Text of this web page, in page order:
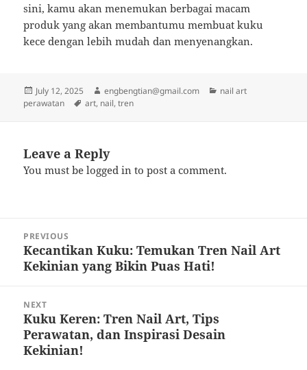
sini, kamu akan menemukan berbagai macam
produk yang akan membantumu membuat kuku
kece dengan lebih mudah dan menyenangkan.
Posted
on
July 12, 2025 Author
engbengtian@gmail.com Categories
nail art
perawatan
Tags
art, nail,tren
Leave a Reply
You must belogged in to post a comment.
navigation
PREVIOUS
Previous
post:
Kecantikan Kuku: Temukan Tren Nail Art
Kekinian yang Bikin Puas Hati!
NEXT
Next
post:
Kuku Keren: Tren Nail Art, Tips
Perawatan, dan Inspirasi Desain
Kekinian!